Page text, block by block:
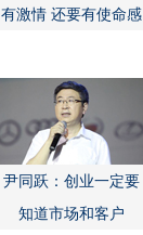
有激情 还要有使命感
尹同跃：创业一定要
知道市场和客户